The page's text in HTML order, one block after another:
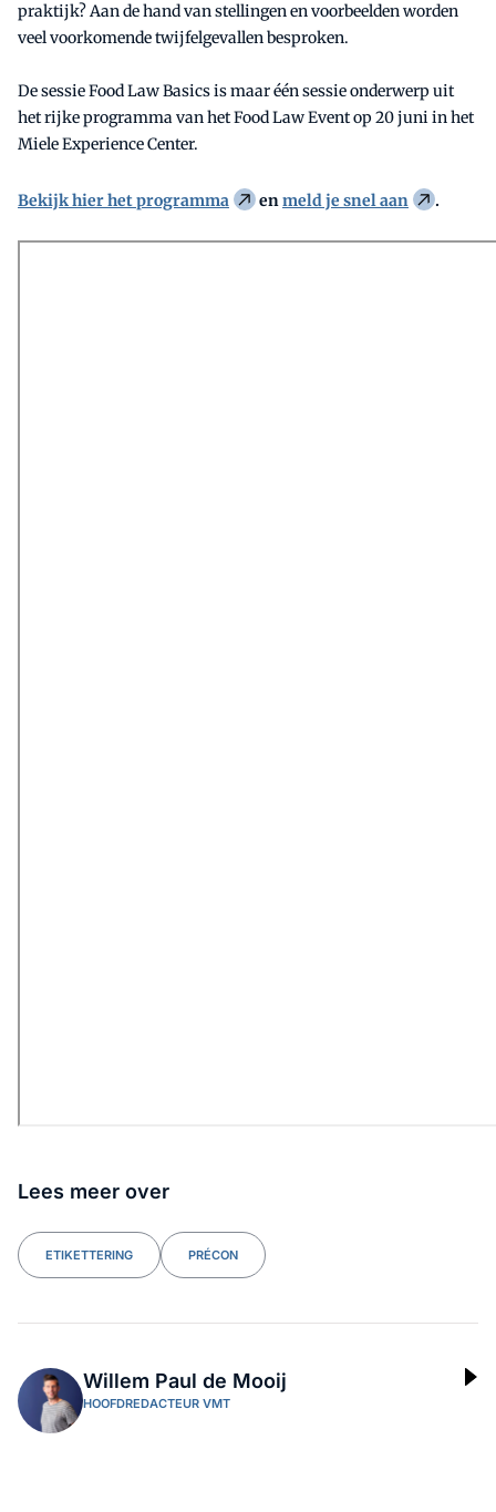
praktijk? Aan de hand van stellingen en voorbeelden worden
veel voorkomende twijfelgevallen besproken.
De sessie Food Law Basics is maar één sessie onderwerp uit
het rijke programma van het Food Law Event op 20 juni in het
Miele Experience Center.
Bekijk hier het programma enmeld je snel aan .
Lees meer over
ETIKETTERING PRÉCON
Willem Paul de Mooij
HOOFDREDACTEUR VMT